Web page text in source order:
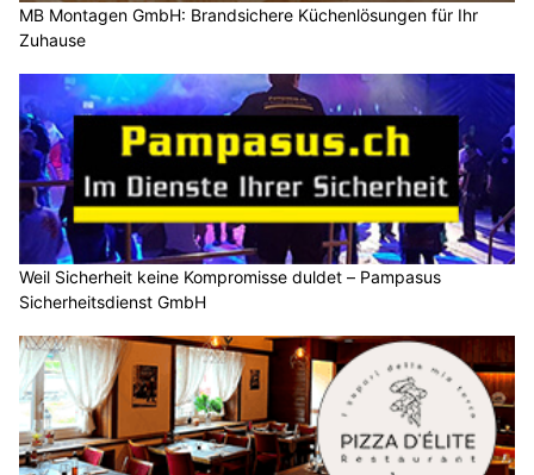
MB Montagen GmbH: Brandsichere Küchenlösungen für Ihr
Zuhause
Weil Sicherheit keine Kompromisse duldet – Pampasus
Sicherheitsdienst GmbH